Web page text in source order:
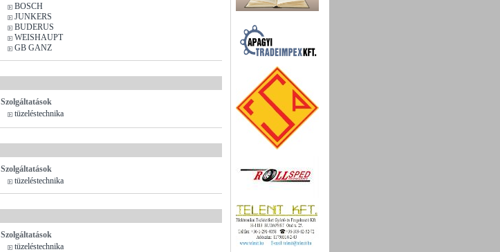
BOSCH
JUNKERS
BUDERUS
WEISHAUPT
GB GANZ
Szolgáltatások
tüzeléstechnika
Szolgáltatások
tüzeléstechnika
Szolgáltatások
tüzeléstechnika